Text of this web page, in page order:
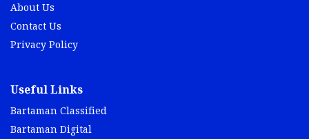
About Us
Contact Us
Privacy Policy
Useful Links
Bartaman Classified
Bartaman Digital